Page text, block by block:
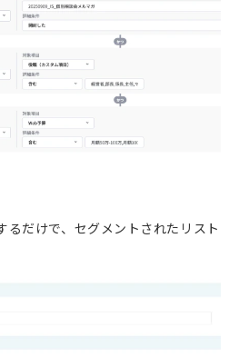
るだけで、セグメントされたリスト